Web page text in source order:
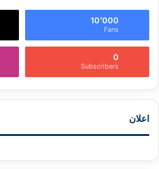
10٬000
Fans
0
Subscribers
اعلان